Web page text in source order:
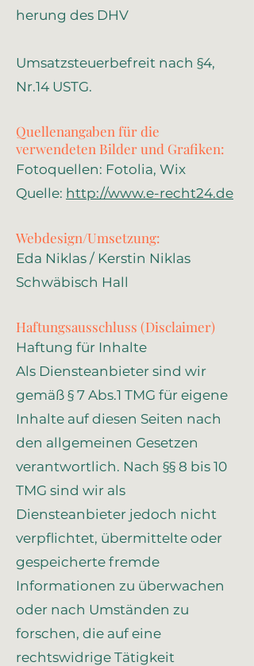
herung des DHV
Umsatzsteuerbefreit nach §4,
Nr.14 USTG.
Quellenangaben für die
verwendeten Bilder und Grafiken:
Fotoquellen: Fotolia, Wix
Quelle: http://www.e-recht24.de
Webdesign/Umsetzung:
Eda Niklas / Kerstin Niklas
Schwäbisch Hall
Haftungsausschluss (Disclaimer)
Haftung für Inhalte
Als Diensteanbieter sind wir
gemäß § 7 Abs.1 TMG für eigene
Inhalte auf diesen Seiten nach
den allgemeinen Gesetzen
verantwortlich. Nach §§ 8 bis 10
TMG sind wir als
Diensteanbieter jedoch nicht
verpflichtet, übermittelte oder
gespeicherte fremde
Informationen zu überwachen
oder nach Umständen zu
forschen, die auf eine
rechtswidrige Tätigkeit